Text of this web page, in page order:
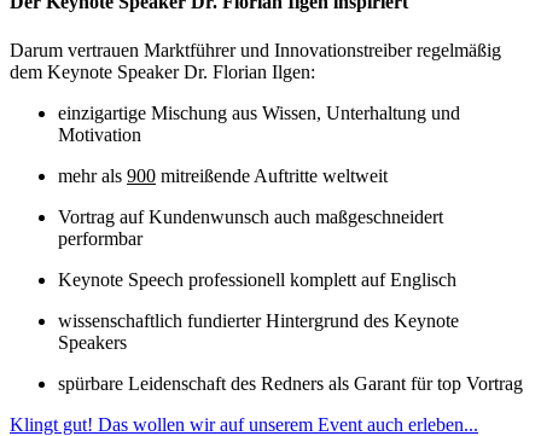
Darum vertrauen Marktführer und Innovationstreiber regelmäßig
dem Keynote Speaker Dr. Florian Ilgen:
einzigartige Mischung aus Wissen, Unterhaltung und
Motivation
mehr als 900 mitreißende Auftritte weltweit
Vortrag auf Kundenwunsch auch maßgeschneidert
performbar
Keynote Speech professionell komplett auf Englisch
wissenschaftlich fundierter Hintergrund des Keynote
Speakers
spürbare Leidenschaft des Redners als Garant für top Vortrag
Klingt gut! Das wollen wir auf unserem Event auch erleben...